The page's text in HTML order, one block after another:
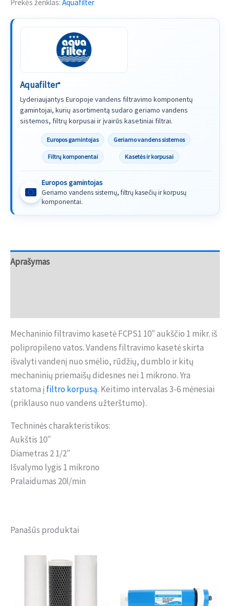
Prekės ženklas: Aquafilter
Aquafilter®
Lyderiaujantys Europoje vandens filtravimo komponentų
gamintojai, kurių asortimentą sudaro geriamo vandens
sistemos, filtrų korpusai ir įvairūs kasetiniai filtrai.
Europos gamintojas Geriamo vandens sistemos
Filtrų komponentai Kasetės ir korpusai
Europos gamintojas
Geriamo vandens sistemų, filtrų kasečių ir korpusų
komponentai.
Aprašymas
Mechaninio filtravimo kasetė FCPS1 10″ aukščio 1 mikr. iš
polipropileno vatos. Vandens filtravimo kasetė skirta
išvalyti vandenį nuo smėlio, rūdžių, dumblo ir kitų
mechaninių priemaišų didesnes nei 1 mikrono. Yra
statoma į filtro korpusą. Keitimo intervalas 3-6 mėnesiai
(priklauso nuo vandens užterštumo).
Techninės charakteristikos:
Aukštis 10″
Diametras 2 1/2″
Išvalymo lygis 1 mikrono
Pralaidumas 20l/min
Panašūs produktai